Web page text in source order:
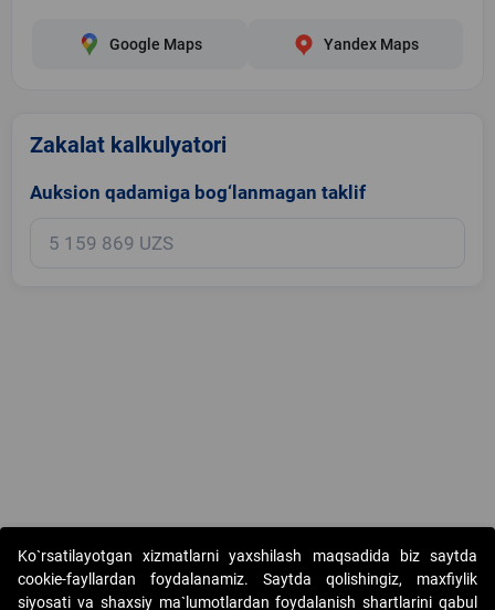
Google Maps Yandex Maps
Zakalat kalkulyatori
Auksion qadamiga bog‘lanmagan taklif
Copyright © 2017-2026. "Elektron onlayn-auksionlarni tashkil etish"
AJ. Barcha huquqlar himoyalangan
Ko`rsatilayotgan xizmatlarni yaxshilash maqsadida biz saytda
cookie-fayllardan foydalanamiz. Saytda qolishingiz, maxfiylik
siyosati va shaxsiy ma`lumotlardan foydalanish shartlarini qabul